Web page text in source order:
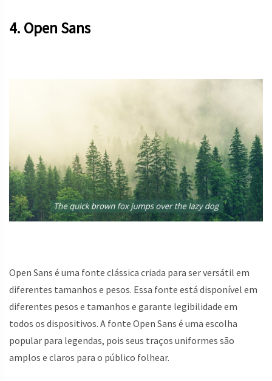
4. Open Sans
Open Sans é uma fonte clássica criada para ser versátil em
diferentes tamanhos e pesos. Essa fonte está disponível em
diferentes pesos e tamanhos e garante legibilidade em
todos os dispositivos. A fonte Open Sans é uma escolha
popular para legendas, pois seus traços uniformes são
amplos e claros para o público folhear.